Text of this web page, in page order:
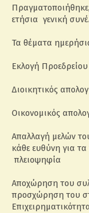
ετήσια γενική
Τα θέματα
Εκλογή
Διοικητικός
Οικονομικός
Απαλλαγή μελών
κάθε ευθύνη για
πλειοψηφία
Αποχώρηση του
προσχώρηση του